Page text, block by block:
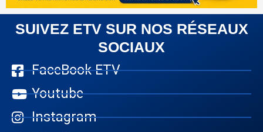
SUIVEZ ETV SUR NOS RÉSEAUX
SOCIAUX
FaceBook ETV
Youtube
Instagram